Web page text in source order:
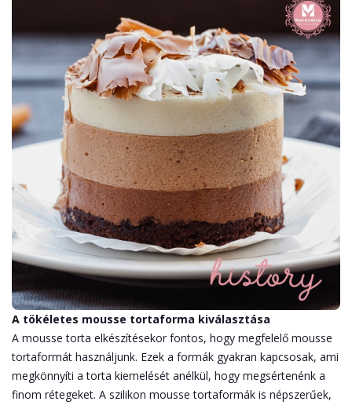
A tökéletes mousse tortaforma kiválasztása
A mousse torta elkészítésekor fontos, hogy megfelelő mousse
tortaformát használjunk. Ezek a formák gyakran kapcsosak, ami
megkönnyíti a torta kiemelését anélkül, hogy megsértenénk a
finom rétegeket. A szilikon mousse tortaformák is népszerűek,